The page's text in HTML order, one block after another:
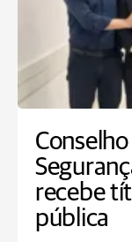
recebe
pública